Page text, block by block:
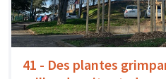
41 - Des plantes